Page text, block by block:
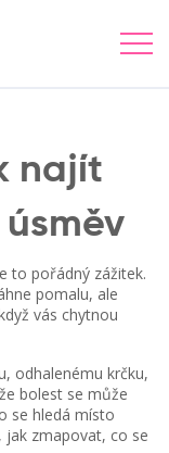
najít
to pořádný zážitek.
pomalu, ale
vás chytnou
odhalenému krčku,
bolest se může
se hledá místo
zmapovat, co se